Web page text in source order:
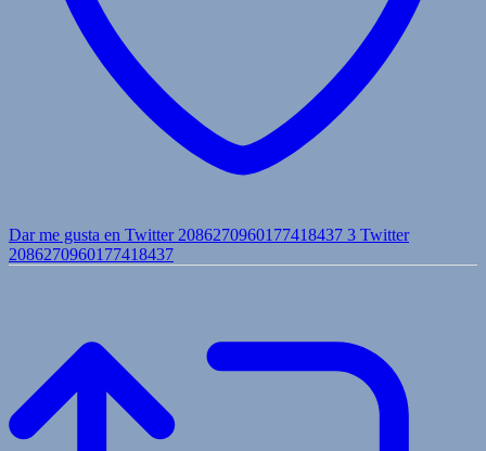
Dar me gusta en Twitter 2086270960177418437 3 Twitter
2086270960177418437